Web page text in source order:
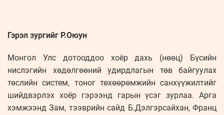
Гэрэл зургийг Р.Оюун
Монгол Улс дотооддоо хоёр дахь (нөөц) Бүсийн
нислэгийн хөдөлгөөний удирдлагын төв байгуулах
төслийн систем, тоног төхөөрөмжийн санхүүжилтийг
шийдвэрлэх хоёр гэрээнд гарын үсэг зурлаа. Арга
хэмжээнд Зам, тээврийн сайд Б.Дэлгэрсайхан, Франц